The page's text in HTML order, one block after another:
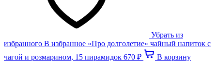
Убрать из
избранного В избранное «Про долголетие» чайный напиток с
чагой и розмарином, 15 пирамидок 670 ₽ В корзину